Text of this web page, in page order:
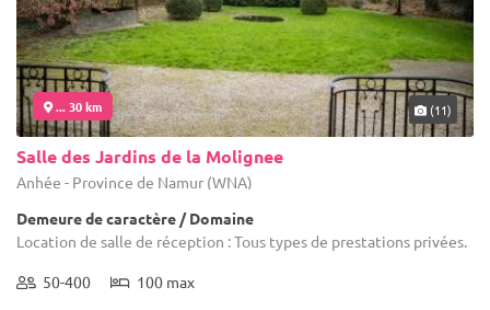
... 30 km (11)
Salle des Jardins de la Molignee
Anhée - Province de Namur (WNA)
Demeure de caractère / Domaine
Location de salle de réception : Tous types de prestations privées.
50-400 100 max